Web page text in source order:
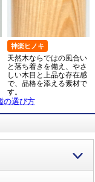
神楽ヒノキ
天然木ならではの風合い
と落ち着きを備え、やさ
しい木目と上品な存在感
で、品格を添える素材で
す。